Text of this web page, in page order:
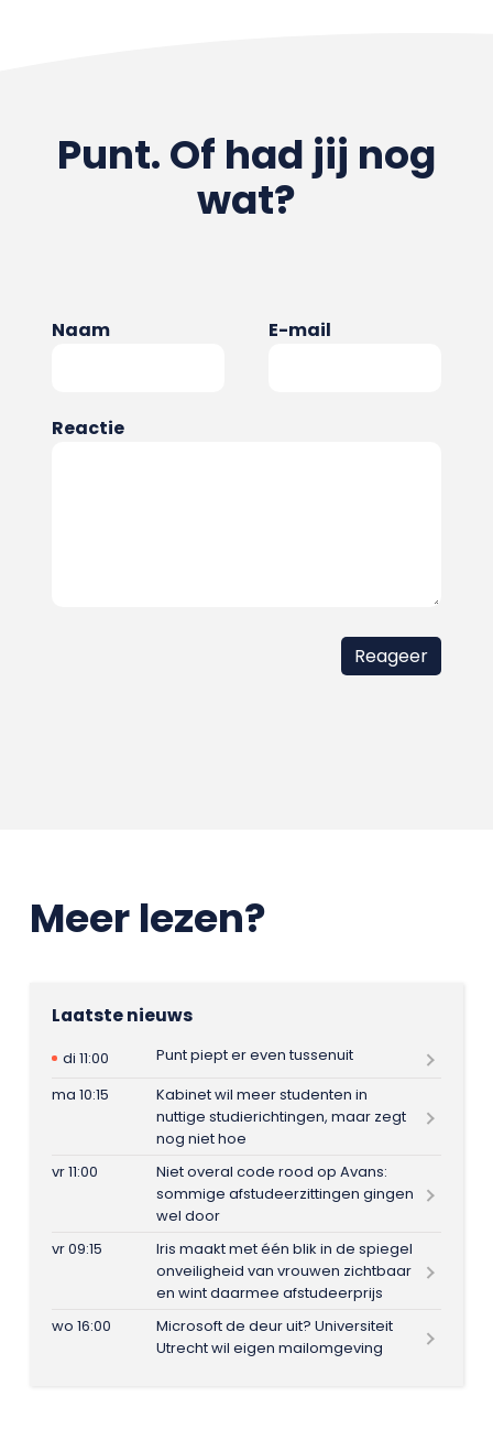
Punt. Of had jij nog
wat?
Naam E-mail
Reactie
Meer lezen?
Laatste nieuws
di 11:00
Punt piept er even tussenuit
ma 10:15
Kabinet wil meer studenten in
nuttige studierichtingen, maar zegt
nog niet hoe
vr 11:00
Niet overal code rood op Avans:
sommige afstudeerzittingen gingen
wel door
vr 09:15
Iris maakt met één blik in de spiegel
onveiligheid van vrouwen zichtbaar
en wint daarmee afstudeerprijs
wo 16:00
Microsoft de deur uit? Universiteit
Utrecht wil eigen mailomgeving